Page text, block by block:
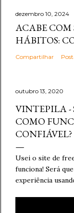
dezembro 10, 2024
ACABE COM
HÁBITOS:
Compartilhar
outubro 13, 2020
VINTEPILA -
COMO
Usei o site de
funciona! Será
experiência